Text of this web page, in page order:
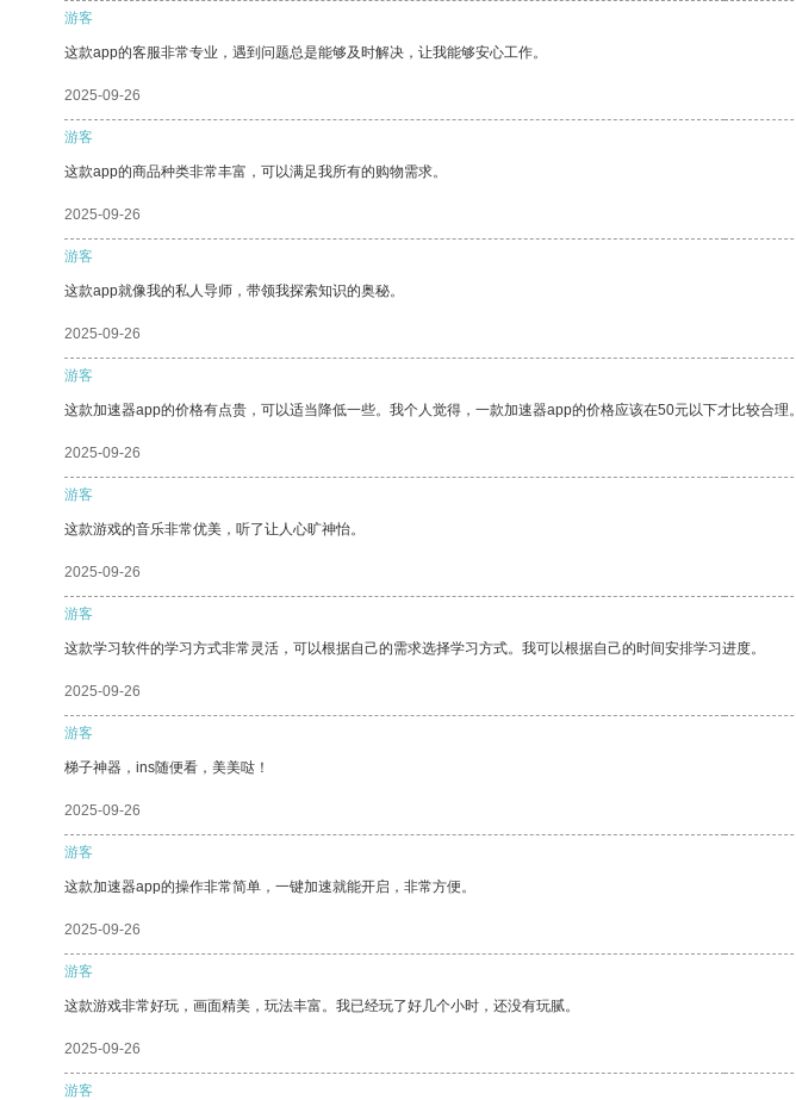
游客
这款app的客服非常专业，遇到问题总是能够及时解决，让我能够安心工作。
2025-09-26
游客
这款app的商品种类非常丰富，可以满足我所有的购物需求。
2025-09-26
游客
这款app就像我的私人导师，带领我探索知识的奥秘。
2025-09-26
游客
这款加速器app的价格有点贵，可以适当降低一些。我个人觉得，一款加速器app的价格应该在50元以下才比较合理。
2025-09-26
游客
这款游戏的音乐非常优美，听了让人心旷神怡。
2025-09-26
游客
这款学习软件的学习方式非常灵活，可以根据自己的需求选择学习方式。我可以根据自己的时间安排学习进度。
2025-09-26
游客
梯子神器，ins随便看，美美哒！
2025-09-26
游客
这款加速器app的操作非常简单，一键加速就能开启，非常方便。
2025-09-26
游客
这款游戏非常好玩，画面精美，玩法丰富。我已经玩了好几个小时，还没有玩腻。
2025-09-26
游客